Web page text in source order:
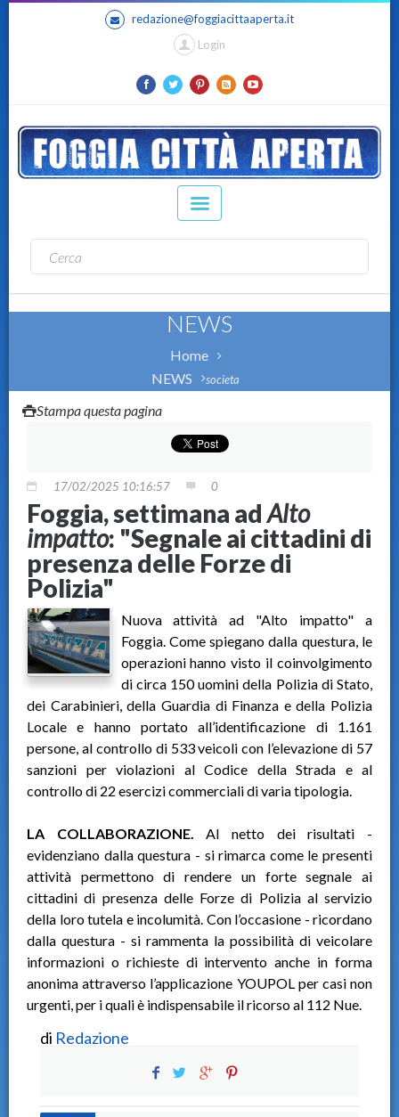
redazione@foggiacittaaperta.it
Login
NEWS
Home
NEWS
societa
Stampa questa pagina
17/02/2025 10:16:57 0
Foggia, settimana adAlto
impatto: "Segnale ai cittadini di
presenza delle Forze di
Polizia"
Nuova attività ad "Alto impatto" a
Foggia. Come spiegano dalla questura, le
operazioni hanno visto il coinvolgimento
di circa 150 uomini della Polizia di Stato,
dei Carabinieri, della Guardia di Finanza e della Polizia
Locale e hanno portato all’identificazione di 1.161
persone, al controllo di 533 veicoli con l’elevazione di 57
sanzioni per violazioni al Codice della Strada e al
controllo di 22 esercizi commerciali di varia tipologia.
LA COLLABORAZIONE. Al netto dei risultati -
evidenziano dalla questura - si rimarca come le presenti
attività permettono di rendere un forte segnale ai
cittadini di presenza delle Forze di Polizia al servizio
della loro tutela e incolumità. Con l’occasione - ricordano
dalla questura - si rammenta la possibilità di veicolare
informazioni o richieste di intervento anche in forma
anonima attraverso l’applicazione YOUPOL per casi non
urgenti, per i quali è indispensabile il ricorso al 112 Nue.
di Redazione